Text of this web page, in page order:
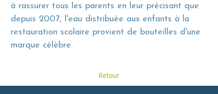
à rassurer tous les parents en leur précisant que
depuis 2007, l'eau distribuée aux enfants à la
restauration scolaire provient de bouteilles d'une
marque célèbre.
Retour